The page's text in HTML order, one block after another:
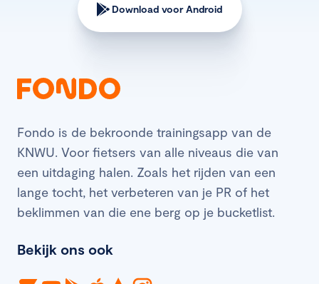
Download voor Android
Fondo is de bekroonde trainingsapp van de
KNWU. Voor fietsers van alle niveaus die van
een uitdaging halen. Zoals het rijden van een
lange tocht, het verbeteren van je PR of het
beklimmen van die ene berg op je bucketlist.
Bekijk ons ook